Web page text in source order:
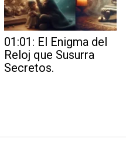
01:01: El Enigma del
Reloj que Susurra
Secretos.